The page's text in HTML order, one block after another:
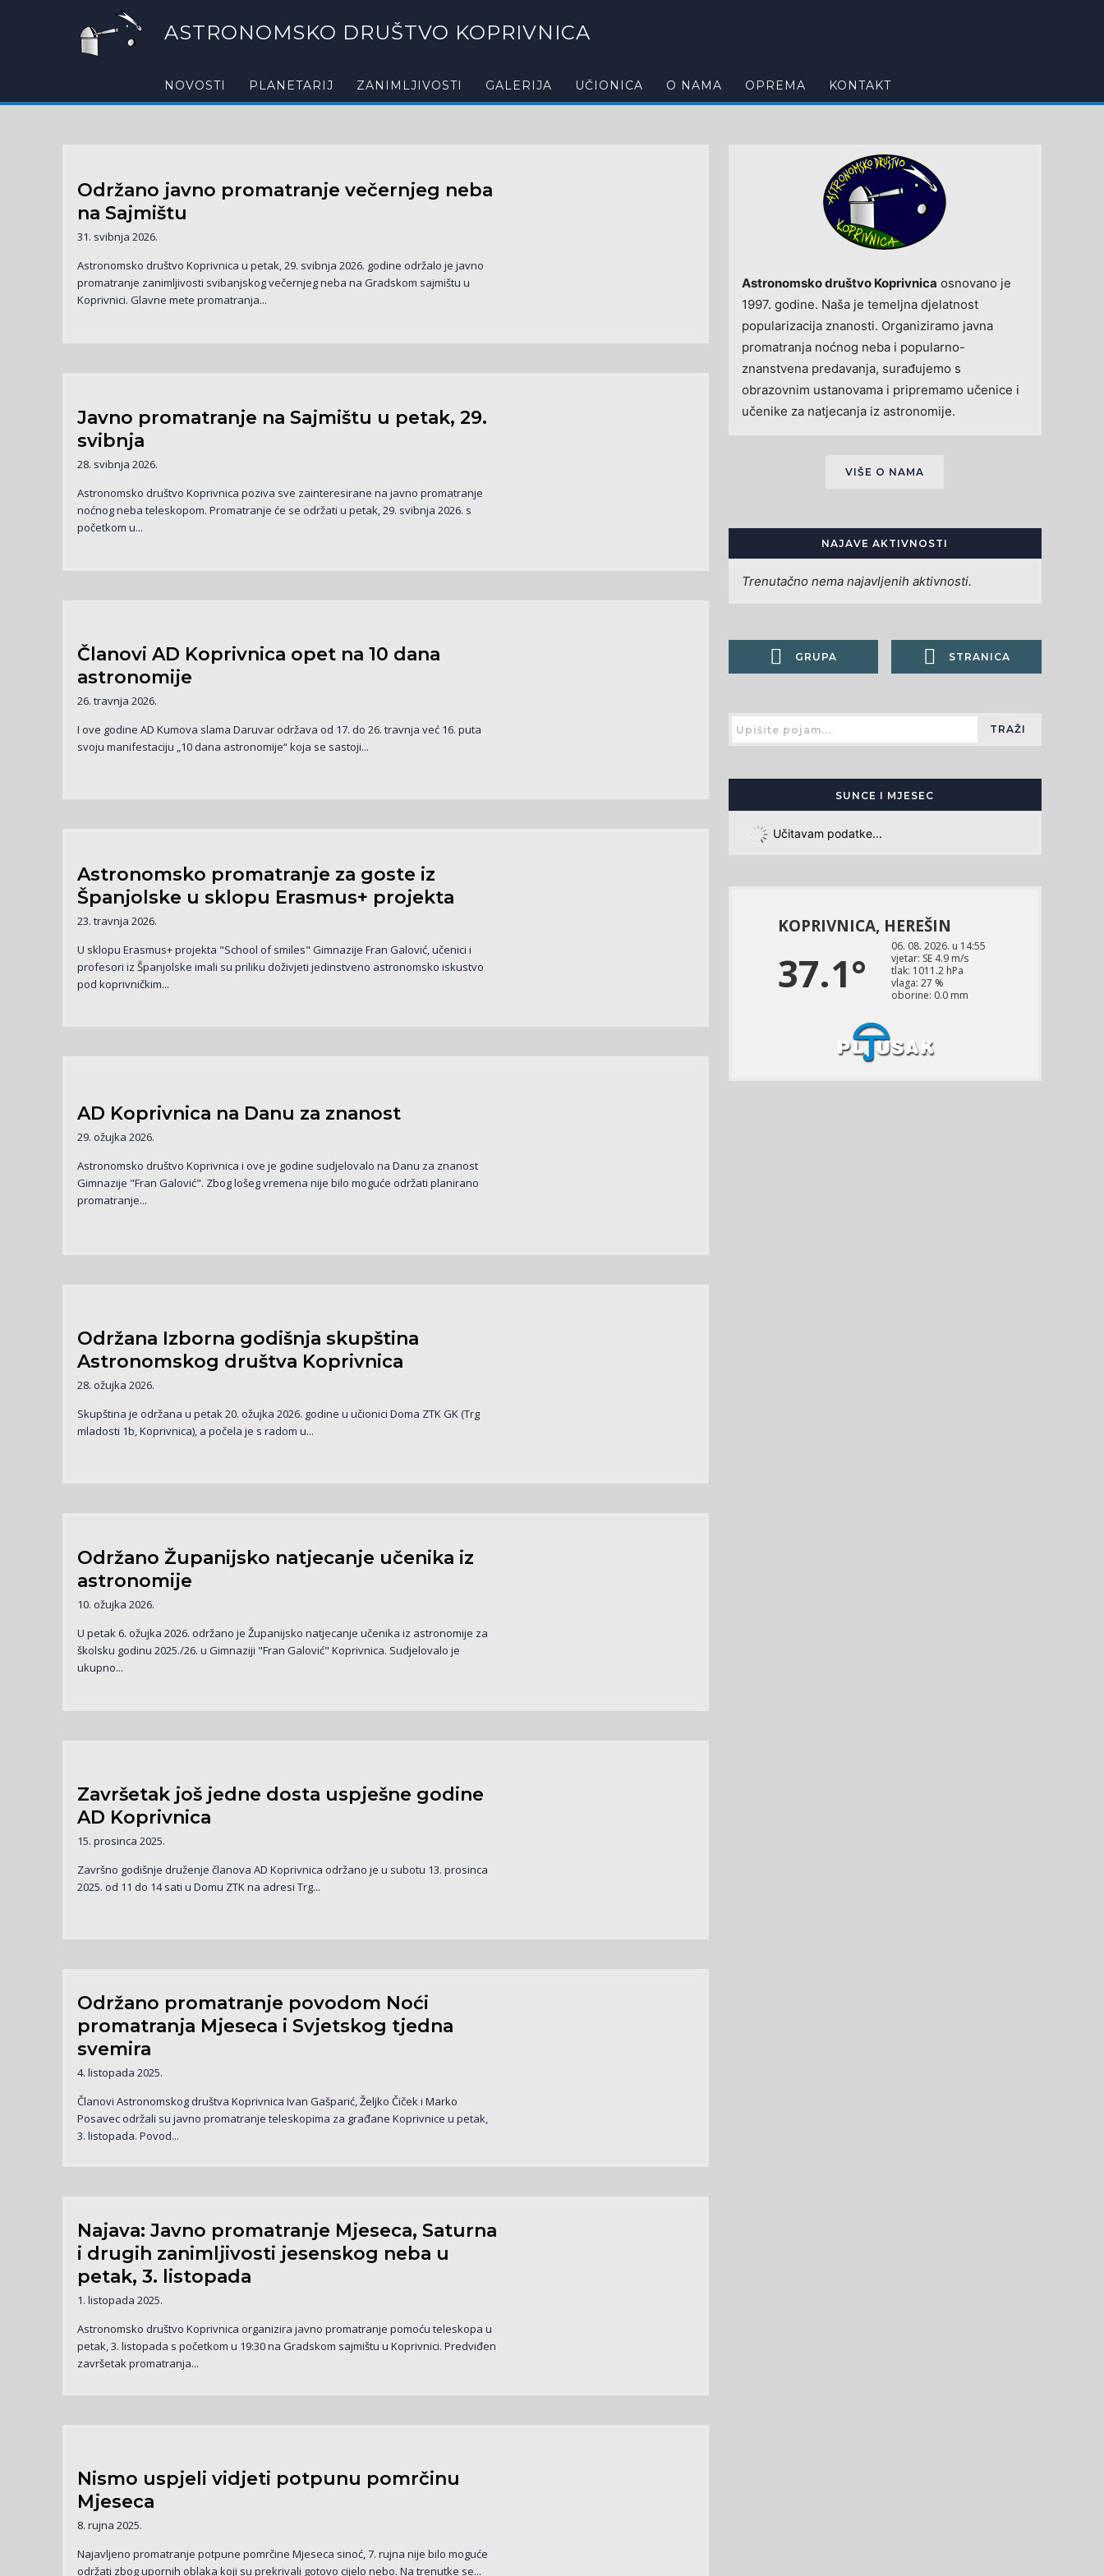
ASTRONOMSKO DRUŠTVO KOPRIVNICA
NOVOSTI PLANETARIJ ZANIMLJIVOSTI GALERIJA UČIONICA O NAMA OPREMA KONTAKT
Održano javno promatranje večernjeg neba
na Sajmištu
31. svibnja 2026.
Astronomsko društvo Koprivnica u petak, 29. svibnja 2026. godine održalo je javno
promatranje zanimljivosti svibanjskog večernjeg neba na Gradskom sajmištu u
Koprivnici. Glavne mete promatranja...
Javno promatranje na Sajmištu u petak, 29.
svibnja
28. svibnja 2026.
Astronomsko društvo Koprivnica poziva sve zainteresirane na javno promatranje
noćnog neba teleskopom. Promatranje će se održati u petak, 29. svibnja 2026. s
početkom u...
Članovi AD Koprivnica opet na 10 dana
astronomije
26. travnja 2026.
I ove godine AD Kumova slama Daruvar održava od 17. do 26. travnja već 16. puta
svoju manifestaciju „10 dana astronomije“ koja se sastoji...
Astronomsko promatranje za goste iz
Španjolske u sklopu Erasmus+ projekta
23. travnja 2026.
U sklopu Erasmus+ projekta "School of smiles" Gimnazije Fran Galović, učenici i
profesori iz Španjolske imali su priliku doživjeti jedinstveno astronomsko iskustvo
pod koprivničkim...
AD Koprivnica na Danu za znanost
29. ožujka 2026.
Astronomsko društvo Koprivnica i ove je godine sudjelovalo na Danu za znanost
Gimnazije "Fran Galović". Zbog lošeg vremena nije bilo moguće održati planirano
promatranje...
Održana Izborna godišnja skupština
Astronomskog društva Koprivnica
28. ožujka 2026.
Skupština je održana u petak 20. ožujka 2026. godine u učionici Doma ZTK GK (Trg
mladosti 1b, Koprivnica), a počela je s radom u...
Održano Županijsko natjecanje učenika iz
astronomije
10. ožujka 2026.
U petak 6. ožujka 2026. održano je Županijsko natjecanje učenika iz astronomije za
školsku godinu 2025./26. u Gimnaziji "Fran Galović" Koprivnica. Sudjelovalo je
ukupno...
Završetak još jedne dosta uspješne godine
AD Koprivnica
15. prosinca 2025.
Završno godišnje druženje članova AD Koprivnica održano je u subotu 13. prosinca
2025. od 11 do 14 sati u Domu ZTK na adresi Trg...
Održano promatranje povodom Noći
promatranja Mjeseca i Svjetskog tjedna
svemira
4. listopada 2025.
Članovi Astronomskog društva Koprivnica Ivan Gašparić, Željko Čiček i Marko
Posavec održali su javno promatranje teleskopima za građane Koprivnice u petak,
3. listopada. Povod...
Najava: Javno promatranje Mjeseca, Saturna
i drugih zanimljivosti jesenskog neba u
petak, 3. listopada
1. listopada 2025.
Astronomsko društvo Koprivnica organizira javno promatranje pomoću teleskopa u
petak, 3. listopada s početkom u 19:30 na Gradskom sajmištu u Koprivnici. Predviđen
završetak promatranja...
Nismo uspjeli vidjeti potpunu pomrčinu
Mjeseca
8. rujna 2025.
Najavljeno promatranje potpune pomrčine Mjeseca sinoć, 7. rujna nije bilo moguće
održati zbog upornih oblaka koji su prekrivali gotovo cijelo nebo. Na trenutke se...
Astronomsko društvo Koprivnica osnovano je
1997. godine. Naša je temeljna djelatnost
popularizacija znanosti. Organiziramo javna
promatranja noćnog neba i popularno-
znanstvena predavanja, surađujemo s
obrazovnim ustanovama i pripremamo učenice i
učenike za natjecanja iz astronomije.
VIŠE O NAMA
NAJAVE AKTIVNOSTI
Trenutačno nema najavljenih aktivnosti.
GRUPA STRANICA
Upišite pojam... TRAŽI
SUNCE I MJESEC
Učitavam podatke...